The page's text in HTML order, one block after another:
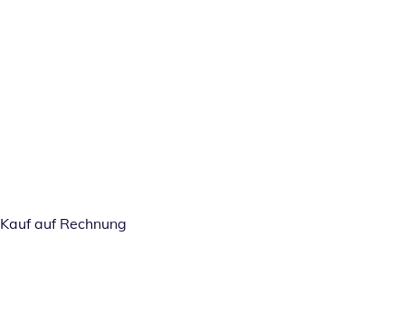
Kauf auf Rechnung